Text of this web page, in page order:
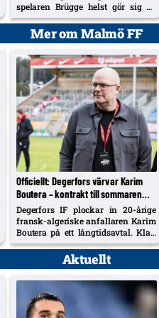
spelaren Brügge helst gör sig av
med. Sex inhopp 2026, max nio
minuter; tackade i fjol nej till
Samsunspor.
Mer om Malmö FF
Officiellt: Degerfors värvar Karim
Boutera – kontrakt till sommaren
2030, spelklar mot Malmö
Degerfors IF plockar in 20-årige
fransk-algeriske anfallaren Karim
Boutera på ett långtidsavtal. Klart
för spel redan på söndag mot
Aktuellt